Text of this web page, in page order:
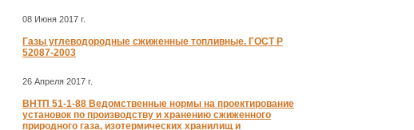
08 Июня 2017 г.
Газы углеводородные сжиженные топливные. ГОСТ Р
52087-2003
26 Апреля 2017 г.
ВНТП 51-1-88 Ведомственные нормы на проектирование
установок по производству и хранению сжиженного
природного газа, изотермических хранилищ и